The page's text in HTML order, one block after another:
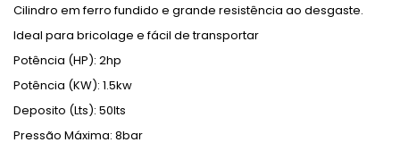
Cilindro em ferro fundido e grande resistência ao desgaste.
Ideal para bricolage e fácil de transportar
Potência (HP): 2hp
Potência (KW): 1.5kw
Deposito (Lts): 50lts
Pressão Máxima: 8bar